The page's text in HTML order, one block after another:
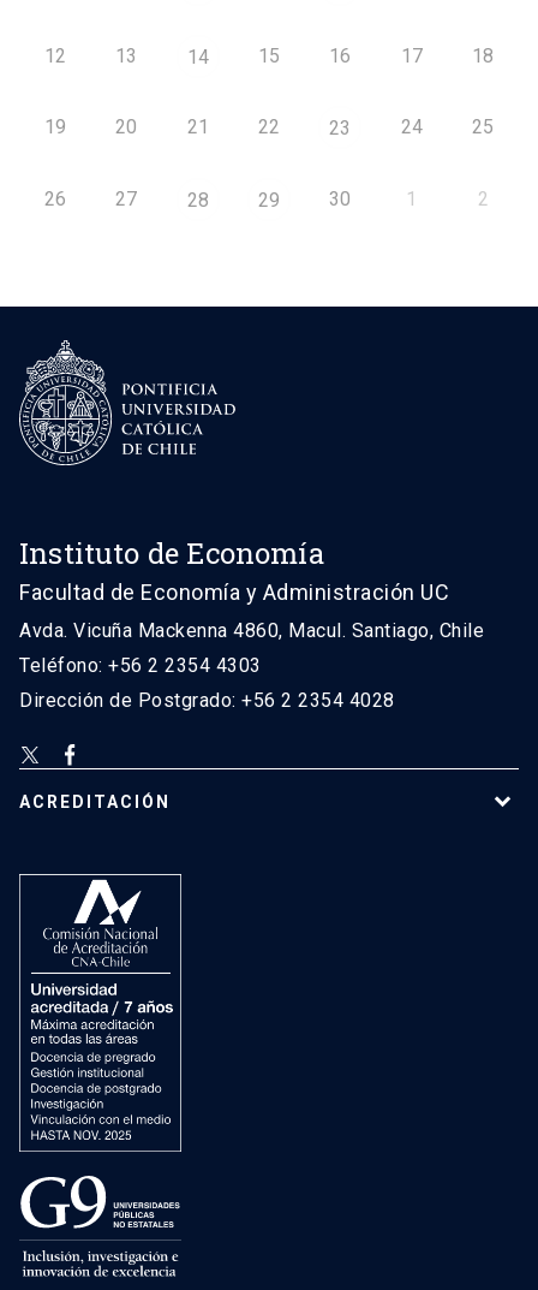
12 13 14 15 16 17 18
19 20 21 22 23 24 25
26 27 28 29 30 1 2
Instituto de Economía
Facultad de Economía y Administración UC
Avda. Vicuña Mackenna 4860, Macul. Santiago, Chile
Teléfono: +56 2 2354 4303
Dirección de Postgrado: +56 2 2354 4028
ACREDITACIÓN